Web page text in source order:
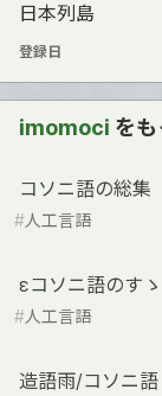
日本列島
登録日
imomoci を
コソニ語の総集
#人工言語
εコソニ語のす
#人工言語
造語雨/コソニ語